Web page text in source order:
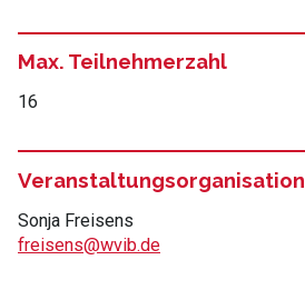
Max. Teilnehmerzahl
16
Veranstaltungsorganisation
Sonja Freisens
freisens@wvib.de